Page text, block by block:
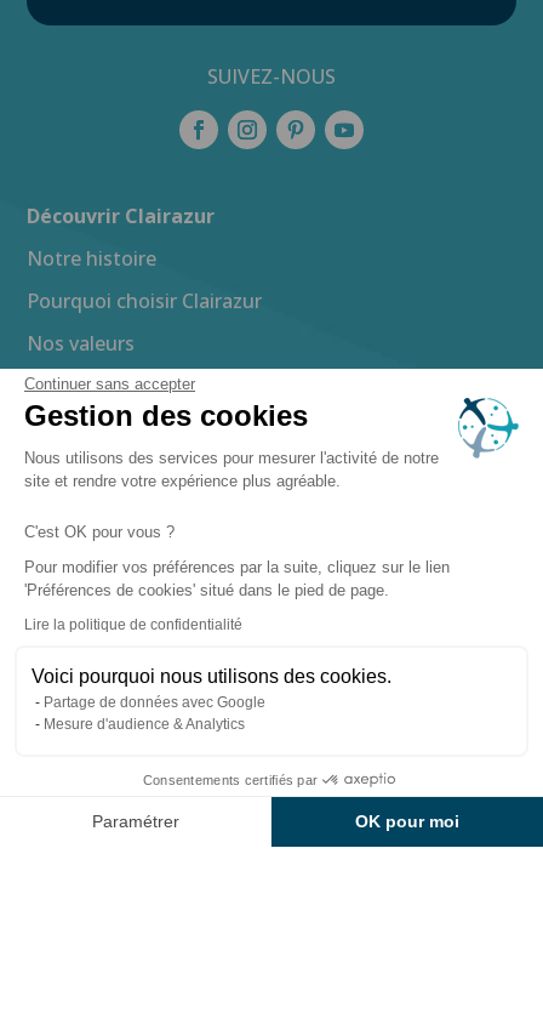
Continuer sans accepter
Gestion des cookies
Nous utilisons des services pour mesurer l'activité de notre
site et rendre votre expérience plus agréable.
C'est OK pour vous ?
Pour modifier vos préférences par la suite, cliquez sur le lien
'Préférences de cookies' situé dans le pied de page.
Lire la politique de confidentialité
Voici pourquoi nous utilisons des cookies.
Partage de données avec Google
Mesure d'audience & Analytics
Consentements certifiés par
Paramétrer OK pour moi
SUIVEZ-NOUS
Découvrir Clairazur
Notre histoire
Pourquoi choisir Clairazur
Nos valeurs
Nos engagements
Spas
Saunas
Hammams
Abris pour spas et spas de nage
Équipements pour les professionnels